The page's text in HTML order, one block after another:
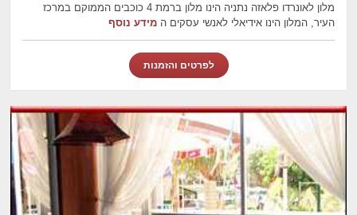
מלון לאונרדו פלאזה נתניה הינו מלון ברמת 4 כוכבים הממוקם במרכז
העיר, המלון הינו אידיאלי לאנשי עסקים המידע נוסף
לפרטים והזמנות